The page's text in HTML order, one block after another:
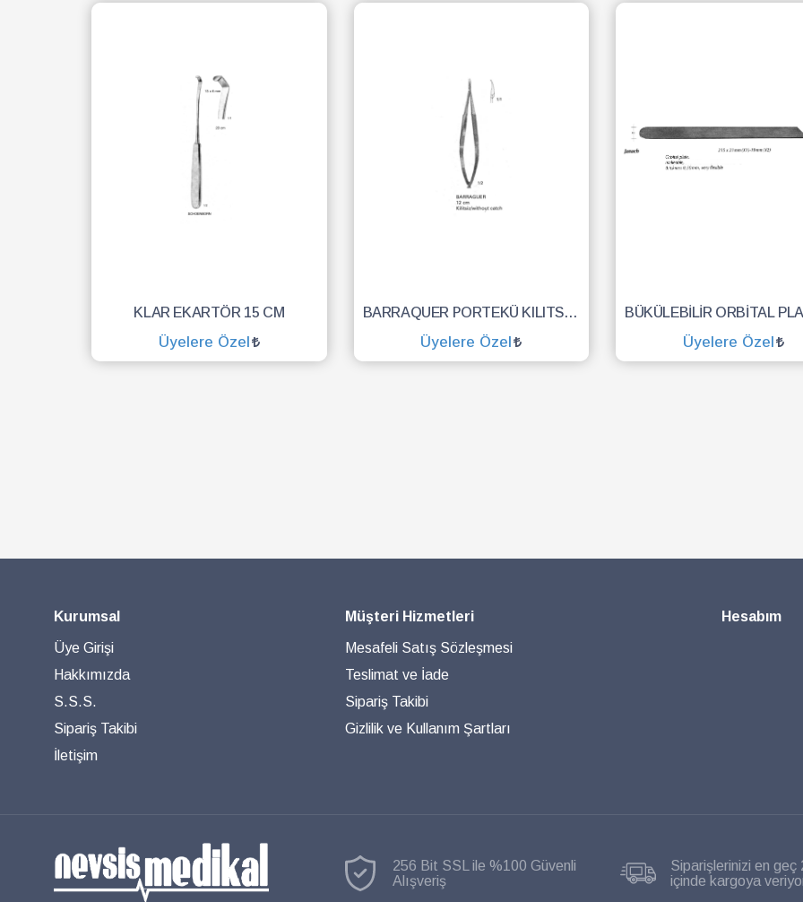
KLAR EKARTÖR 15 CM
Üyelere Özel
BARRAQUER PORTEKÜ KILITS.12CM
Üyelere Özel Üyelere Özel
Kurumsal
Üye Girişi
Hakkımızda
S.S.S.
Sipariş Takibi
İletişim
Müşteri Hizmetleri
Mesafeli Satış Sözleşmesi
Teslimat ve İade
Sipariş Takibi
Gizlilik ve Kullanım Şartları
Hesabım
256 Bit SSL ile %100 Güvenli
Alışveriş
Siparişlerinizi en geç
içinde kargoya